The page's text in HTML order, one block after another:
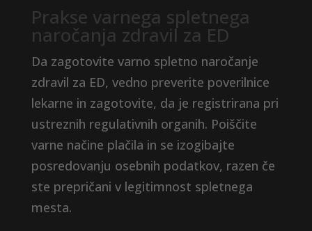
Prakse varnega spletnega
naročanja zdravil za ED
Da zagotovite varno spletno naročanje
zdravil za ED, vedno preverite poverilnice
lekarne in zagotovite, da je registrirana pri
ustreznih regulativnih organih. Poiščite
varne načine plačila in se izogibajte
posredovanju osebnih podatkov, razen če
ste prepričani v legitimnost spletnega
mesta.